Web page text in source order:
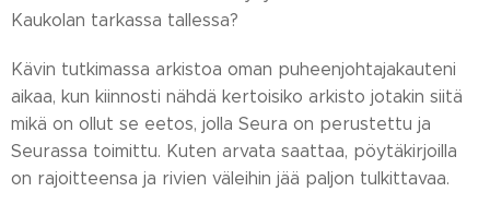
Kaukolan tarkassa tallessa?
Kävin tutkimassa arkistoa oman puheenjohtajakauteni
aikaa, kun kiinnosti nähdä kertoisiko arkisto jotakin siitä
mikä on ollut se eetos, jolla Seura on perustettu ja
Seurassa toimittu. Kuten arvata saattaa, pöytäkirjoilla
on rajoitteensa ja rivien väleihin jää paljon tulkittavaa.